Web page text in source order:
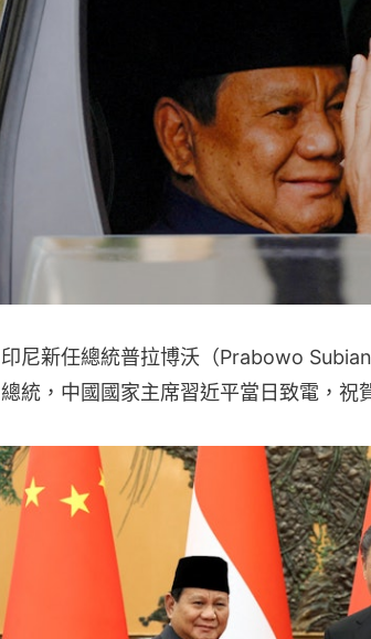
印尼新任總統普拉博沃（Prabowo
總統，中國國家主席習近平當日致電，祝